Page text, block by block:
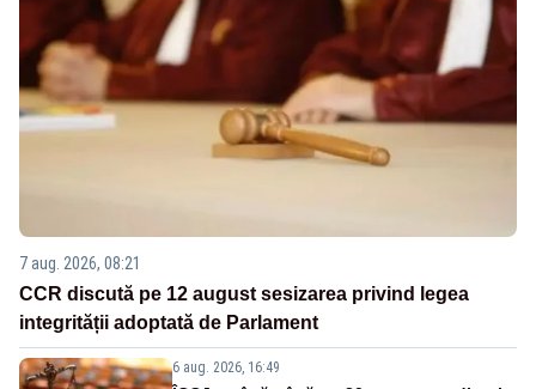
7 aug. 2026, 08:21
CCR discută pe 12 august sesizarea privind legea
integrității adoptată de Parlament
6 aug. 2026, 16:49